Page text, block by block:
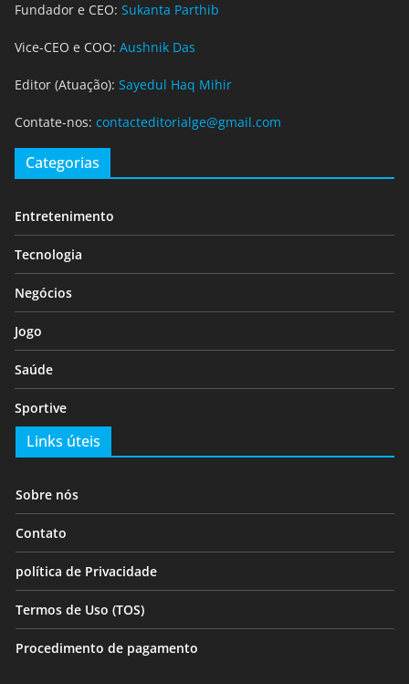
Fundador e CEO: Sukanta Parthib
Vice-CEO e COO: Aushnik Das
Editor (Atuação): Sayedul Haq Mihir
Contate-nos: contacteditorialge@gmail.com
Categorias
Entretenimento
Tecnologia
Negócios
Jogo
Saúde
Sportive
Links úteis
Sobre nós
Contato
política de Privacidade
Termos de Uso (TOS)
Procedimento de pagamento